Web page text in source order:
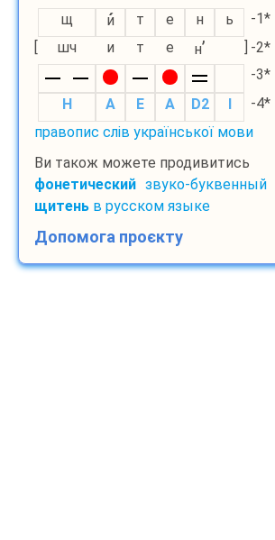
щ и т е н ь
-1*
[
шч и т е н’ ] -2*
-3*
H
A E A D2 I
-4*
правопис слів української мови
Ви також можете продивитись
фонетический звуко-буквенный
щитень в русском языке
Допомога проєкту